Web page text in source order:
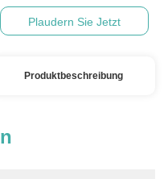
Plaudern Sie Jetzt
Produktbeschreibung